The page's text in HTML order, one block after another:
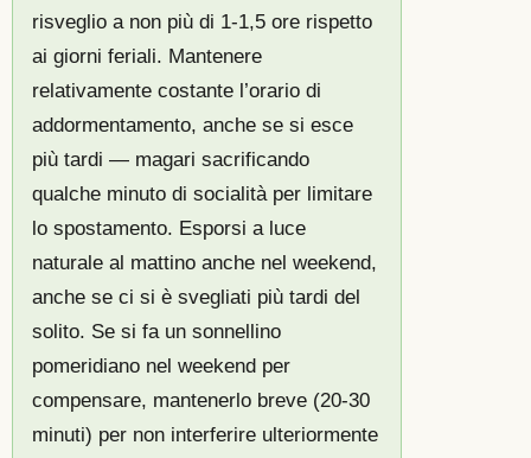
risveglio a non più di 1-1,5 ore rispetto
ai giorni feriali. Mantenere
relativamente costante l’orario di
addormentamento, anche se si esce
più tardi — magari sacrificando
qualche minuto di socialità per limitare
lo spostamento. Esporsi a luce
naturale al mattino anche nel weekend,
anche se ci si è svegliati più tardi del
solito. Se si fa un sonnellino
pomeridiano nel weekend per
compensare, mantenerlo breve (20-30
minuti) per non interferire ulteriormente